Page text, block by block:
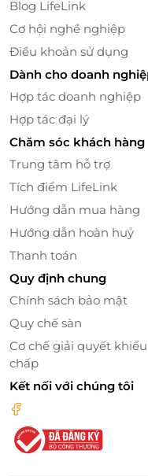
xanh của chúng ta.
Ecolife -chia sẻ những
Ecolife - Sự lựa
trong các dịp lễ
đoàn và doanh
tặng cho các dịp lễ
tri ân đối tác, khách
giá trị bền vững,
chỉ gây ấn tượng
về trách nhiệm xã
của người nhận.
Blog LifeLink
Cơ hội nghề nghiệp
Điều khoản sử dụng
Dành cho doanh
Hợp tác doanh nghiệp
Hợp tác đại lý
Chăm sóc khách hàng
Trung tâm hỗ trợ
Tích điểm LifeLink
Hướng dẫn mua hàng
Hướng dẫn hoàn huỷ
Thanh toán
Quy định chung
Chính sách bảo mật
Quy chế sàn
Cơ chế giải quyết
chấp
Kết nối với chúng tôi